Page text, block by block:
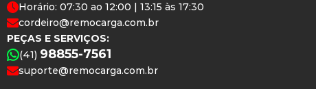
Horário: 07:30 ao 12:00 | 13:15 às 17:30
cordeiro@remocarga.com.br
PEÇAS E SERVIÇOS:
(41) 98855-7561
suporte@remocarga.com.br